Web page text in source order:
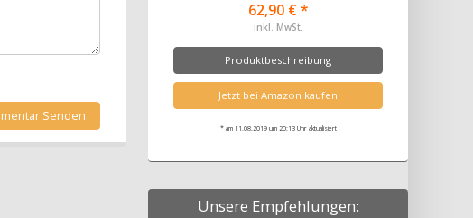
62,90 € *
inkl. MwSt.
Produktbeschreibung
Jetzt bei Amazon kaufen
* am 11.08.2019 um 20:13 Uhr aktualisiert
Unsere Empfehlungen: